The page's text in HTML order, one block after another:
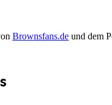
Brownsfans.de und dem